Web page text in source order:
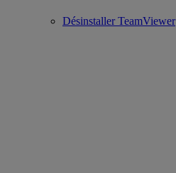
Désinstaller TeamViewer